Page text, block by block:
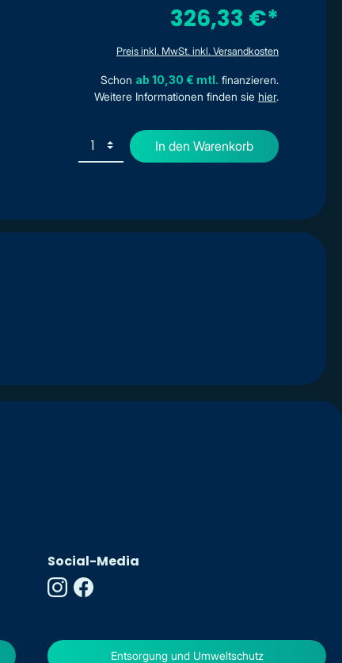
326,33 €*
Preis inkl. MwSt. inkl. Versandkosten
Schon ab 10,30 € mtl. finanzieren.
Weitere Informationen finden sie hier.
In den Warenkorb
Entsorgung und Umweltschutz
Social-Media